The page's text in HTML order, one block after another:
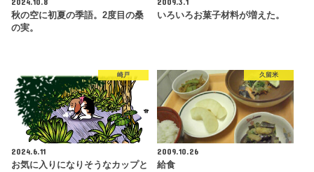
秋の空に初夏の季語。2度目の桑
の実。
いろいろお菓子材料が増えた。
崎戸
2024.6.11
お気に入りになりそうなカップと
久留米
2009.10.26
給食